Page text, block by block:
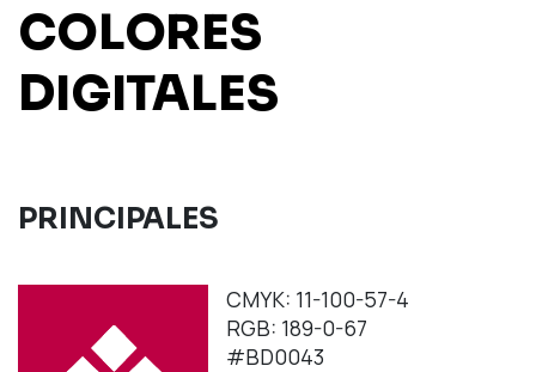
COLORES
DIGITALES
PRINCIPALES
CMYK: 11-100-57-4
RGB: 189-0-67
#BD0043